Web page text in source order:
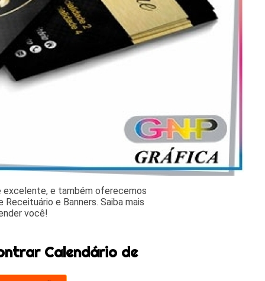
excelente, e também oferecemos
e Banners. Saiba mais
você!
Calendário de